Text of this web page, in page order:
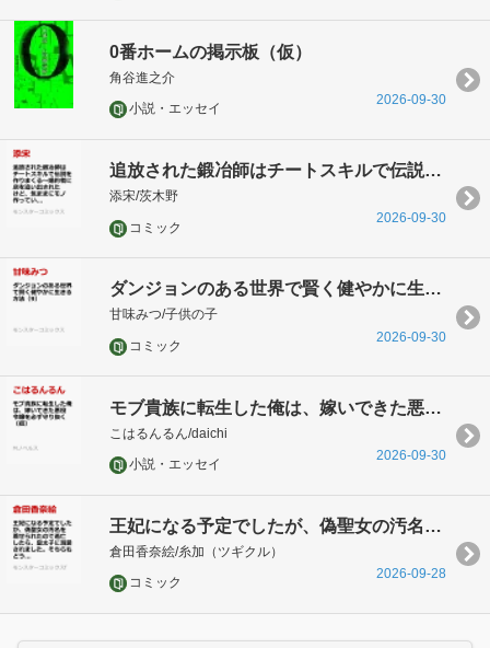
0番ホームの掲示板（仮）
角谷進之介
小説・エッセイ
2026-09-30
追放された鍛冶師はチートスキルで伝説を作りまくる〜婚約者に店を追い出されたけど、気ままにモノ作っていられる今の方が幸せです〜（6）
添宋/茨木野
コミック
2026-09-30
ダンジョンのある世界で賢く健やかに生きる方法（9）
甘味みつ/子供の子
コミック
2026-09-30
モブ貴族に転生した俺は、嫁いできた悪役令嬢を必ず守り抜く（仮）
こはるんるん/daichi
小説・エッセイ
2026-09-30
王妃になる予定でしたが、偽聖女の汚名を着せられたので逃亡したら、皇太子に溺愛されました。そちらもどうぞお幸せに。（7）
倉田香奈絵/糸加（ツギクル）
コミック
2026-09-28